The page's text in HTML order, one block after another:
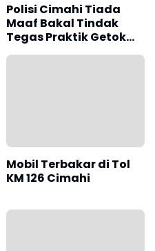
Polisi Cimahi Tiada
Maaf Bakal Tindak
Tegas Praktik Getok
Parkir Lembang
Mobil Terbakar di Tol
KM 126 Cimahi